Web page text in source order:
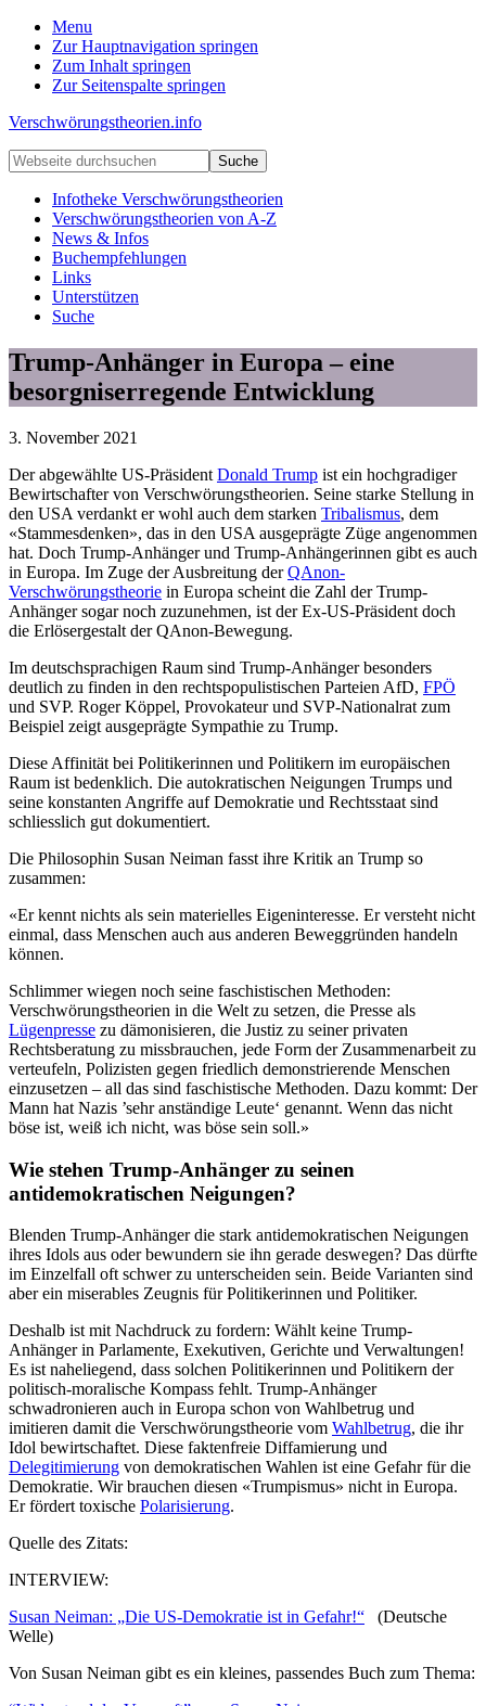
Menu
Zur Hauptnavigation springen
Zum Inhalt springen
Zur Seitenspalte springen
Verschwörungstheorien.info
Beiträge
zu
Merkmalen,
Funktionen
Risiken
konspirationistischen
Denkens
Webseite
durchsuchen
Infotheke Verschwörungstheorien
Verschwörungstheorien von A-Z
News & Infos
Buchempfehlungen
Links
Unterstützen
Suche
Trump-Anhänger in Europa – eine
besorgniserregende Entwicklung
3. November 2021
Der abgewählte US-Präsident Donald Trump ist ein hochgradiger
Bewirtschafter von Verschwörungstheorien. Seine starke Stellung in
den USA verdankt er wohl auch dem starken Tribalismus, dem
«Stammesdenken», das in den USA ausgeprägte Züge angenommen
hat. Doch Trump-Anhänger und Trump-Anhängerinnen gibt es auch
in Europa. Im Zuge der Ausbreitung derQAnon-
Verschwörungstheorie in Europa scheint die Zahl der Trump-
Anhänger sogar noch zuzunehmen, ist der Ex-US-Präsident doch
die Erlösergestalt der QAnon-Bewegung.
Im deutschsprachigen Raum sind Trump-Anhänger besonders
deutlich zu finden in den rechtspopulistischen Parteien AfD, FPÖ
und SVP. Roger Köppel, Provokateur und SVP-Nationalrat zum
Beispiel zeigt ausgeprägte Sympathie zu Trump.
Diese Affinität bei Politikerinnen und Politikern im europäischen
Raum ist bedenklich. Die autokratischen Neigungen Trumps und
seine konstanten Angriffe auf Demokratie und Rechtsstaat sind
schliesslich gut dokumentiert.
Die Philosophin Susan Neiman fasst ihre Kritik an Trump so
zusammen:
«Er kennt nichts als sein materielles Eigeninteresse. Er versteht nicht
einmal, dass Menschen auch aus anderen Beweggründen handeln
können.
Schlimmer wiegen noch seine faschistischen Methoden:
Verschwörungstheorien in die Welt zu setzen, die Presse als
Lügenpresse zu dämonisieren, die Justiz zu seiner privaten
Rechtsberatung zu missbrauchen, jede Form der Zusammenarbeit zu
verteufeln, Polizisten gegen friedlich demonstrierende Menschen
einzusetzen – all das sind faschistische Methoden. Dazu kommt: Der
Mann hat Nazis ’sehr anständige Leute‘ genannt. Wenn das nicht
böse ist, weiß ich nicht, was böse sein soll.»
Wie stehen Trump-Anhänger zu seinen
antidemokratischen Neigungen?
Blenden Trump-Anhänger die stark antidemokratischen Neigungen
ihres Idols aus oder bewundern sie ihn gerade deswegen? Das dürfte
im Einzelfall oft schwer zu unterscheiden sein. Beide Varianten sind
aber ein miserables Zeugnis für Politikerinnen und Politiker.
Deshalb ist mit Nachdruck zu fordern: Wählt keine Trump-
Anhänger in Parlamente, Exekutiven, Gerichte und Verwaltungen!
Es ist naheliegend, dass solchen Politikerinnen und Politikern der
politisch-moralische Kompass fehlt. Trump-Anhänger
schwadronieren auch in Europa schon von Wahlbetrug und
imitieren damit die Verschwörungstheorie vom Wahlbetrug, die ihr
Idol bewirtschaftet. Diese faktenfreie Diffamierung und
Delegitimierung von demokratischen Wahlen ist eine Gefahr für die
Demokratie. Wir brauchen diesen «Trumpismus» nicht in Europa.
Er fördert toxische Polarisierung.
Quelle des Zitats:
INTERVIEW:
Susan Neiman: „Die US-Demokratie ist in Gefahr!“ (Deutsche
Welle)
Von Susan Neiman gibt es ein kleines, passendes Buch zum Thema: